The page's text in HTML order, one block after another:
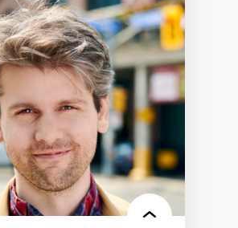
action et justice sociale
de l’intervention et des
pratiques en travail social et en
inclusive
linguistiques, offre active et
plurielle en contexte
minoritaire
critiques sur le handicap, la
l'agentivité et les injustices
et réalités 2SLGBTQ+
d’interventions et approches
décoloniale, anti-oppressive
interculturelle critique
proche aidance, famille
et soutien mutuel
de groupe, communautaire,